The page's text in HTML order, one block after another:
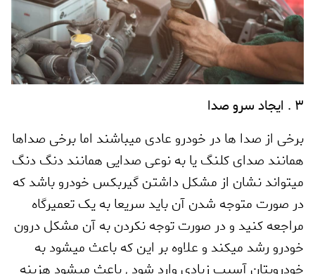
3 . ایجاد سرو صدا
برخی از صدا ها در خودرو عادی میباشند اما برخی صداها
همانند صدای کلنگ یا به نوعی صدایی همانند دنگ دنگ
میتواند نشان از مشکل داشتن گیربکس خودرو باشد که
در صورت متوجه شدن آن باید سریعا به یک تعمیرگاه
مراجعه کنید و در صورت توجه نکردن به آن مشکل درون
خودرو رشد میکند و علاوه بر این که باعث میشود به
خودرویتان آسیب زیادی وارد شود ,باعث میشود هزینه